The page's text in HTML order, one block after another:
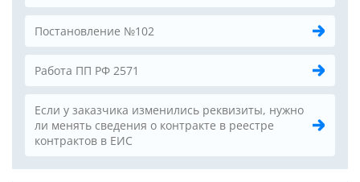
Постановление №102
Работа ПП РФ 2571
Если у заказчика изменились реквизиты, нужно
ли менять сведения о контракте в реестре
контрактов в ЕИС